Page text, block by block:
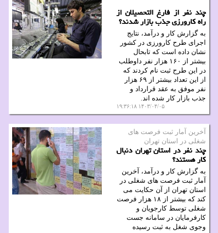
چند نفر از فارغ التحصیلان از
راه کارورزی جذب بازار شدند؟
به گزارش کار و درآمد، نتایج
اجرای طرح کارورزی در کشور
نشان داده است که تابحال
بیشتر از ۱۶۰ هزار نفر داوطلب
در این طرح ثبت نام کردند که
از این تعداد بیشتر از ۶۹ هزار
نفر موفق به عقد قرارداد و
جذب بازار کار شده اند.
۱۴۰۳/۰۴/۰۵ ۱۹:۳۶:۱۸
آخرین آمار ثبت فرصت های
شغلی در استان تهران
چند نفر در استان تهران دنبال
کار هستند؟
به گزارش کار و درآمد، آخرین
آمار ثبت فرصت های شغلی در
استان تهران از آن حکایت می
کند که بیشتر از ۱۸ هزار فرصت
شغلی توسط کارجویان و
کارفرمایان در سامانه جست
وجوی شغل به ثبت رسیده